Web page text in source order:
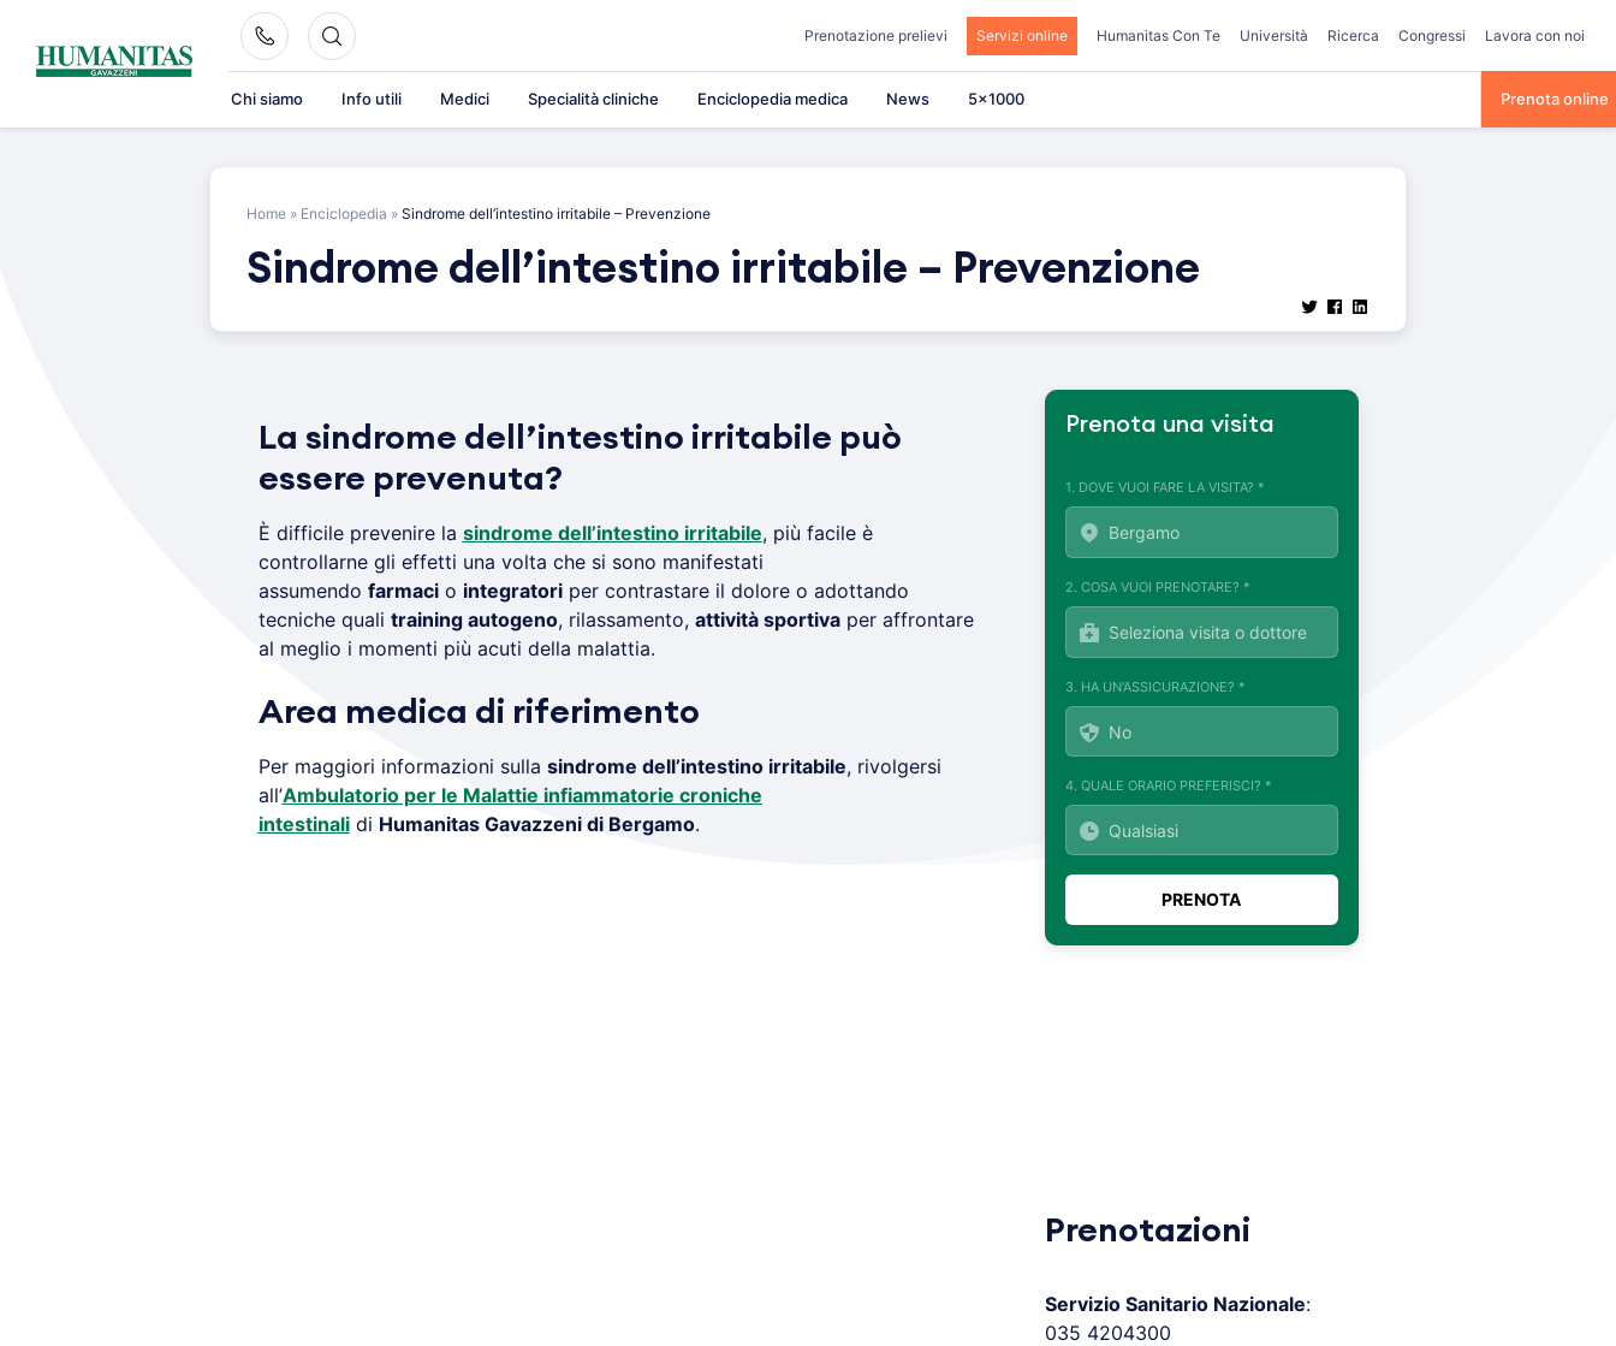
content
Prenotazione prelievi Servizi online Humanitas Con Te Università Ricerca Congressi Lavora con noi
Chi siamo Info utili Medici Specialità cliniche Enciclopedia medica News 5×1000 Prenota online
Home » Enciclopedia » Sindrome dell’intestino irritabile – Prevenzione
Sindrome dell’intestino irritabile – Prevenzione
La sindrome dell’intestino irritabile può
essere prevenuta?
È difficile prevenire la sindrome dell’intestino irritabile, più facile è
controllarne gli effetti una volta che si sono manifestati
assumendo farmacio integratoriper contrastare il dolore o adottando
tecniche quali training autogeno, rilassamento, attività sportivaper affrontare
al meglio i momenti più acuti della malattia.
Area medica di riferimento
Per maggiori informazioni sulla sindrome dell’intestino irritabile, rivolgersi
all’Ambulatorio per le Malattie infiammatorie croniche
intestinalidi Humanitas Gavazzeni di Bergamo.
Prenota una visita
1. DOVE VUOI FARE LA VISITA? *
2. COSA VUOI PRENOTARE? *
3. HA UN'ASSICURAZIONE? *
4. QUALE ORARIO PREFERISCI? *
Prenotazioni
Servizio Sanitario Nazionale:
035 4204300